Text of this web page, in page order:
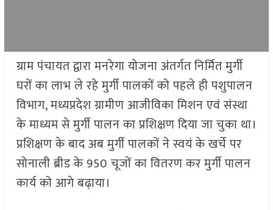
ग्राम पंचायत द्वारा मनरेगा योजना अंतर्गत निर्मित मुर्गी
घरों का लाभ ले रहे मुर्गी पालकों को पहले ही पशुपालन
विभाग, मध्यप्रदेश ग्रामीण आजीविका मिशन एवं संस्था
के माध्यम से मुर्गी पालन का प्रशिक्षण दिया जा चुका था।
प्रशिक्षण के बाद अब मुर्गी पालकों ने स्वयं के खर्चे पर
सोनाली ब्रीड के 950 चूजों का वितरण कर मुर्गी पालन
कार्य को आगे बढ़ाया।